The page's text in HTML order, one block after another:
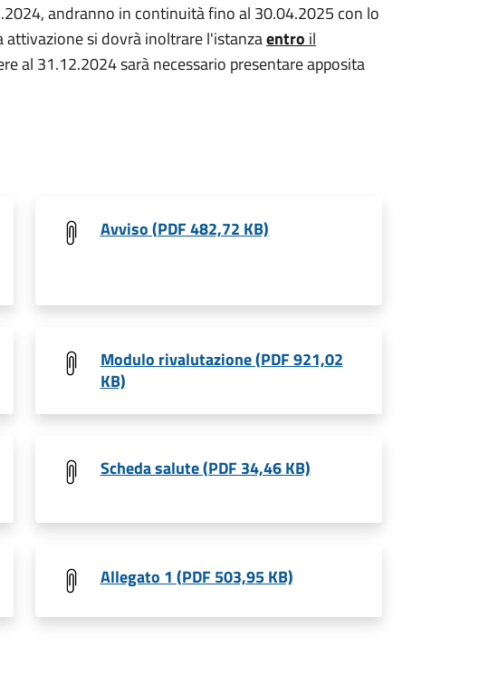
andranno in continuità fino al 30.04.2025 con lo
si dovrà inoltrare l'istanzaentro il
al 31.12.2024 sarà necessario presentare apposita
Avviso (PDF 482,72 KB)
Modulo rivalutazione (PDF 921,02
KB)
Scheda salute (PDF 34,46 KB)
Allegato 1 (PDF 503,95 KB)